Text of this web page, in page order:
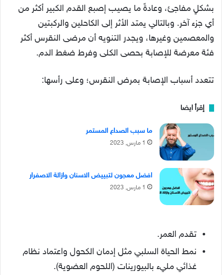
بشكلٍ مفاجئ، وعادةً ما يصيب إصبع القدم الكبير أكثر من
أي جزء آخر. وبالتالي يمتد الأثر إلى الكاحلين والركبتين
والمعصمين وغيرها، ويجدر التنويه أن مرضى النقرس أكثر
فئة معرضة للإصابة بحصى الكلى وفرط ضغط الدم.
تتعدد أسباب الإصابة بمرض النقرس؛ وعلى رأسها:
إقرأ ايضا
ما سبب الصداع المستمر
1 مارس, 2023
افضل معجون لتبييض الاسنان وازالة الاصفرار
1 مارس, 2023
تقدم العمر.
نمط الحياة السلبي مثل إدمان الكحول واعتماد نظام
غذائي مليء بالبيورينات (اللحوم العضوية).